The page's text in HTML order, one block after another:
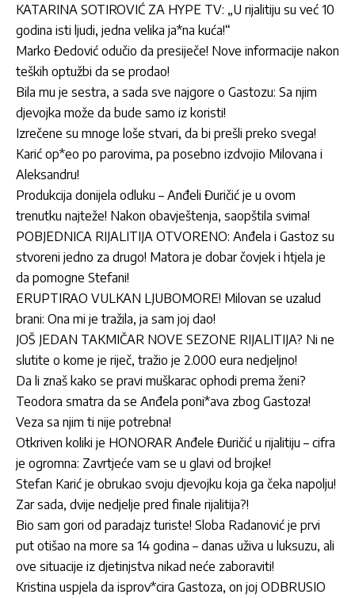
KATARINA SOTIROVIĆ ZA HYPE TV: „U rijalitiju su već 10
godina isti ljudi, jedna velika ja*na kuća!“
Marko Đedović odučio da presiječe! Nove informacije nakon
teških optužbi da se prodao!
Bila mu je sestra, a sada sve najgore o Gastozu: Sa njim
djevojka može da bude samo iz koristi!
Izrečene su mnoge loše stvari, da bi prešli preko svega!
Karić op*eo po parovima, pa posebno izdvojio Milovana i
Aleksandru!
Produkcija donijela odluku – Anđeli Đuričić je u ovom
trenutku najteže! Nakon obavještenja, saopštila svima!
POBJEDNICA RIJALITIJA OTVORENO: Anđela i Gastoz su
stvoreni jedno za drugo! Matora je dobar čovjek i htjela je
da pomogne Stefani!
ERUPTIRAO VULKAN LJUBOMORE! Milovan se uzalud
brani: Ona mi je tražila, ja sam joj dao!
JOŠ JEDAN TAKMIČAR NOVE SEZONE RIJALITIJA? Ni ne
slutite o kome je riječ, tražio je 2.000 eura nedjeljno!
Da li znaš kako se pravi muškarac ophodi prema ženi?
Teodora smatra da se Anđela poni*ava zbog Gastoza!
Veza sa njim ti nije potrebna!
Otkriven koliki je HONORAR Anđele Đuričić u rijalitiju – cifra
je ogromna: Zavrtjeće vam se u glavi od brojke!
Stefan Karić je obrukao svoju djevojku koja ga čeka napolju!
Zar sada, dvije nedjelje pred finale rijalitija?!
Bio sam gori od paradajz turiste! Sloba Radanović je prvi
put otišao na more sa 14 godina – danas uživa u luksuzu, ali
ove situacije iz djetinjstva nikad neće zaboraviti!
Kristina uspjela da isprov*cira Gastoza, on joj ODBRUSIO